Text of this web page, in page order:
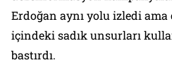
Erdoğan aynı yolu izledi
içindeki sadık unsurları
bastırdı.